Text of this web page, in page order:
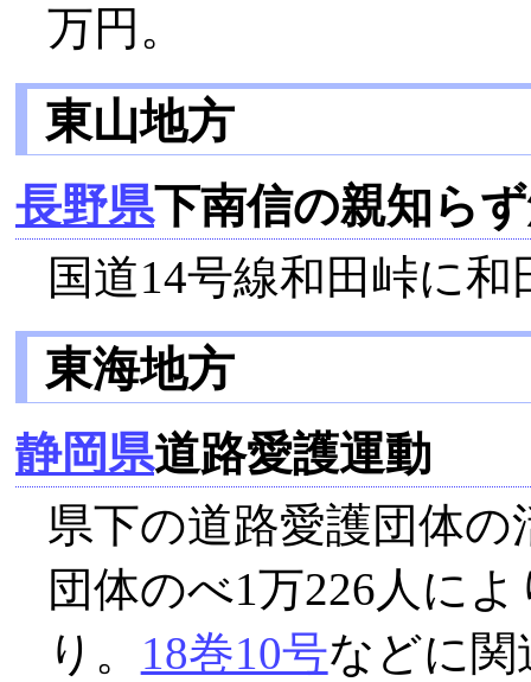
万円。
東山地方
長野県下南信の親知ら
国道14号線和田峠に
東海地方
静岡県道路愛護運動
県下の道路愛護団体
団体のべ1万226人に
り。 18巻10号などに関